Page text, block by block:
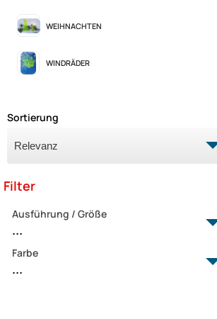
WEIHNACHTEN
WINDRÄDER
Sortierung
Filter
Ausführung / Größe
...
10 cm
Farbe
...